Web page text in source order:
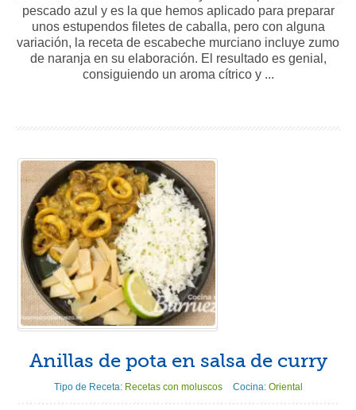
pescado azul y es la que hemos aplicado para preparar
unos estupendos filetes de caballa, pero con alguna
variación, la receta de escabeche murciano incluye zumo
de naranja en su elaboración. El resultado es genial,
consiguiendo un aroma cítrico y ...
Anillas de pota en salsa de curry
Tipo de Receta: Recetas con moluscos Cocina: Oriental